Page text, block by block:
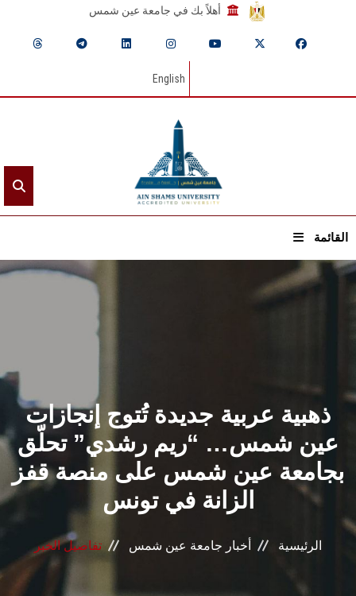
أهلاً بك في جامعة عين شمس
English
القائمة
القطاعـات
الشئون الأكاديمية
البحث العلمي
الرعاية الصحية
المراكز والوحدات
الأنظمة الذكية
ذهبية عربية جديدة تُتوج إنجازات
عين شمس… “ريم رشدي” تحلّق
بجامعة عين شمس على منصة قفز
الزانة في تونس
الرئيسية أخبار جامعة عين شمس تفاصيل الخبر